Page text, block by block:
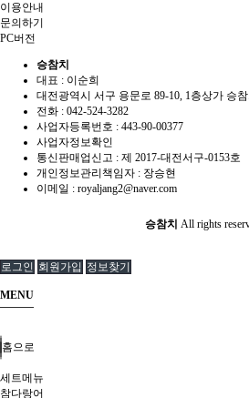
이용안내
문의하기
PC버전
승참치
대표 : 이순희
대전광역시 서구 용문로 89-10, 1층상가 승
전화 : 042-524-3282
사업자등록번호 : 443-90-00377
사업자정보확인
통신판매업신고 : 제 2017-대전서구-0153호
개인정보관리책임자 : 장승현
이메일 : royaljang2@naver.com
승참치 All rights
로그인 회원가입 정보찾기
MENU
홈으로
세트메뉴
참다랑어